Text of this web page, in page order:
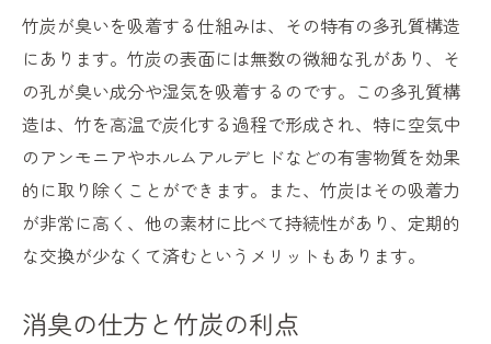
竹炭が臭いを吸着する仕組みは、その特有の多孔質構造
にあります。竹炭の表面には無数の微細な孔があり、そ
の孔が臭い成分や湿気を吸着するのです。この多孔質構
造は、竹を高温で炭化する過程で形成され、特に空気中
のアンモニアやホルムアルデヒドなどの有害物質を効果
的に取り除くことができます。また、竹炭はその吸着力
が非常に高く、他の素材に比べて持続性があり、定期的
な交換が少なくて済むというメリットもあります。
消臭の仕方と竹炭の利点